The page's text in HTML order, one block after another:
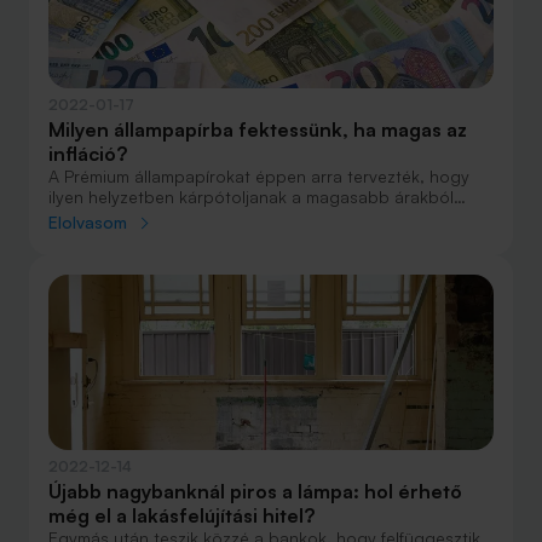
Milyen állampapírba fektessünk, ha magas az
infláció?
A Prémium állampapírokat éppen arra tervezték, hogy
ilyen helyzetben kárpótoljanak a magasabb árakból
adódó veszteségekért.
Elolvasom
Újabb nagybanknál piros a lámpa: hol érhető
még el a lakásfelújítási hitel?
Egymás után teszik közzé a bankok, hogy felfüggesztik